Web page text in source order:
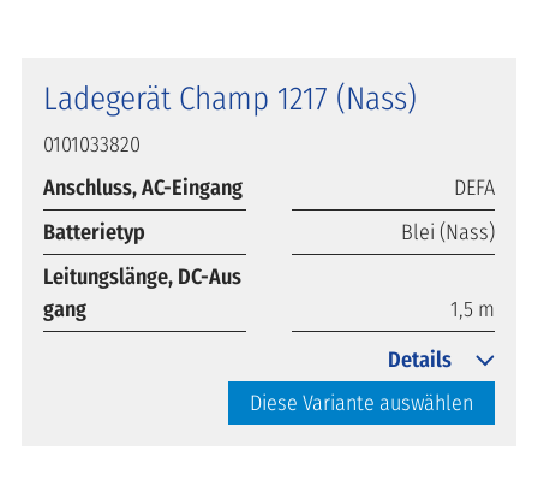
Ladegerät Champ 1217 (Nass)
0101033820
Anschluss, AC-Eingang
DEFA
Batterietyp
Blei (Nass)
Leitungslänge, DC-Aus
gang
1,5 m
Diese Variante auswählen
Details